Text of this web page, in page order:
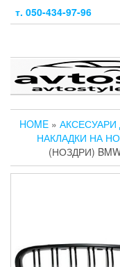
т. 050-434-97-96
HOME » АКСЕСУАРИ
НАКЛАДКИ НА
(НОЗДРИ)